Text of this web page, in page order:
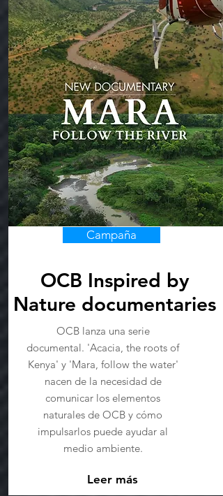
Campaña
OCB Inspired by
Nature documentaries
OCB lanza una serie
documental. 'Acacia, the roots of
Kenya' y 'Mara, follow the water'
nacen de la necesidad de
comunicar los elementos
naturales de OCB y cómo
impulsarlos puede ayudar al
medio ambiente.
Leer más